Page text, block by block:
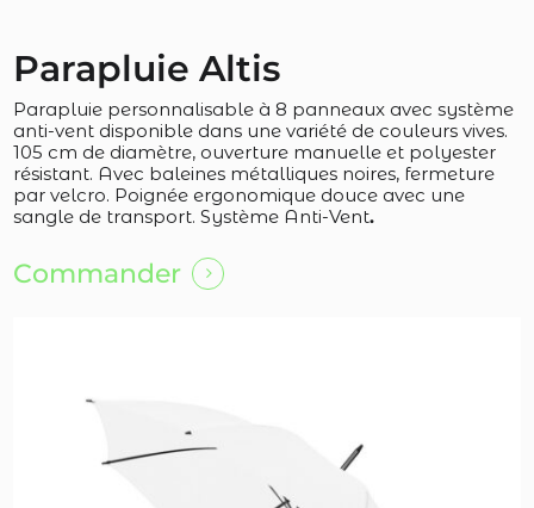
Parapluie Altis
Parapluie personnalisable à 8 panneaux avec système
anti-vent disponible dans une variété de couleurs vives.
105 cm de diamètre, ouverture manuelle et polyester
résistant. Avec baleines métalliques noires, fermeture
par velcro. Poignée ergonomique douce avec une
sangle de transport. Système Anti-Vent.
Commander